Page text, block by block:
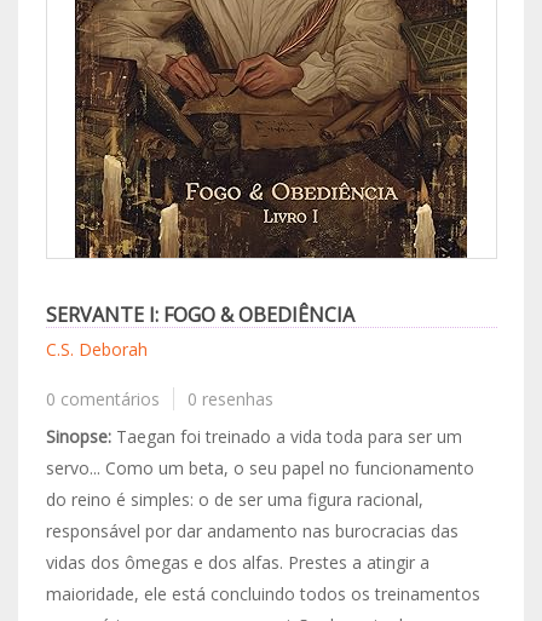
SERVANTE I: FOGO & OBEDIÊNCIA
C.S. Deborah
0 comentários
0 resenhas
Sinopse:Taegan foi treinado a vida toda para ser um
servo... Como um beta, o seu papel no funcionamento
do reino é simples: o de ser uma figura racional,
responsável por dar andamento nas burocracias das
vidas dos ômegas e dos alfas. Prestes a atingir a
maioridade, ele está concluindo todos os treinamentos